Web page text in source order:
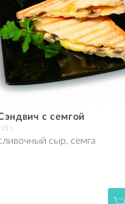
с семгой
г.
сыр, семга